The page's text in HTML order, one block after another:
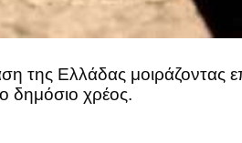
της Ελλάδας μοιράζοντας
δημόσιο χρέος.